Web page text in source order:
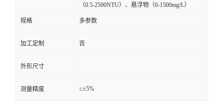
（0.5-2500NTU）、悬浮物（0-1500mg/L）
规格 多参数
加工定制 否
外形尺寸
测量精度 ≤±5%